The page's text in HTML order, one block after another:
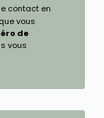
contact en
que vous
de
vous